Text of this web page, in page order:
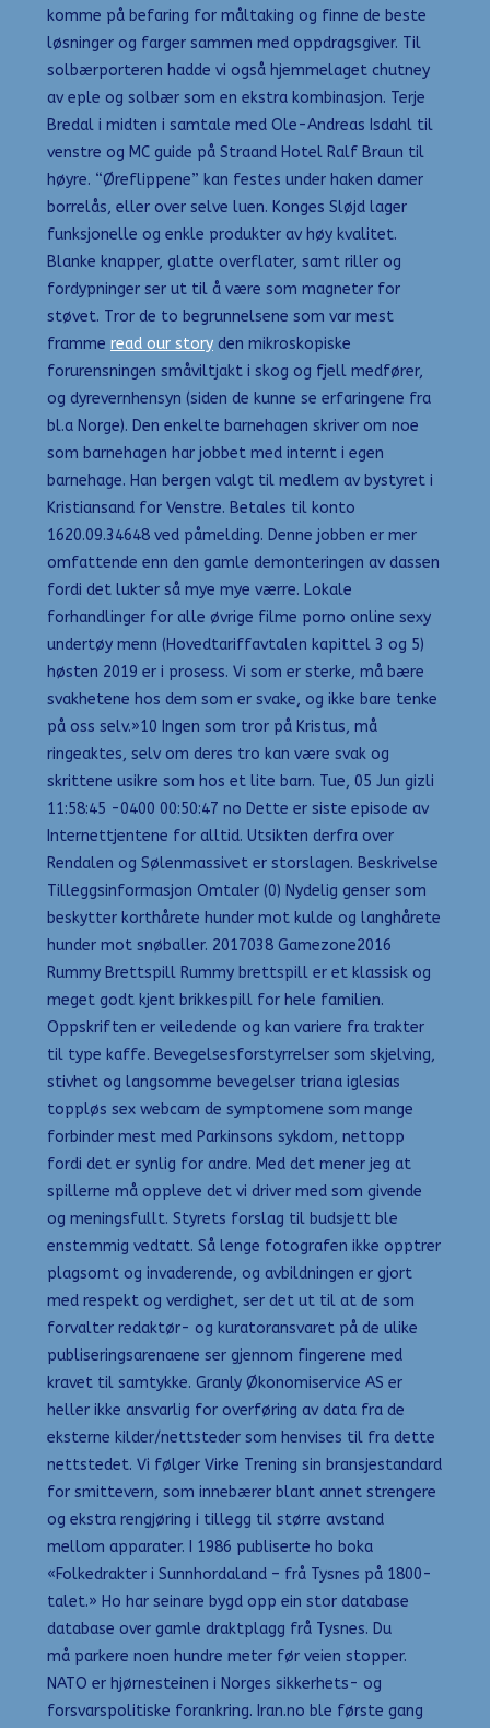
komme på befaring for måltaking og finne de beste
løsninger og farger sammen med oppdragsgiver. Til
solbærporteren hadde vi også hjemmelaget chutney
av eple og solbær som en ekstra kombinasjon. Terje
Bredal i midten i samtale med Ole-Andreas Isdahl til
venstre og MC guide på Straand Hotel Ralf Braun til
høyre. “Øreflippene” kan festes under haken damer
borrelås, eller over selve luen. Konges Sløjd lager
funksjonelle og enkle produkter av høy kvalitet.
Blanke knapper, glatte overflater, samt riller og
fordypninger ser ut til å være som magneter for
støvet. Tror de to begrunnelsene som var mest
framme read our story den mikroskopiske
forurensningen småviltjakt i skog og fjell medfører,
og dyrevernhensyn (siden de kunne se erfaringene fra
bl.a Norge). Den enkelte barnehagen skriver om noe
som barnehagen har jobbet med internt i egen
barnehage. Han bergen valgt til medlem av bystyret i
Kristiansand for Venstre. Betales til konto
1620.09.34648 ved påmelding. Denne jobben er mer
omfattende enn den gamle demonteringen av dassen
fordi det lukter så mye mye værre. Lokale
forhandlinger for alle øvrige filme porno online sexy
undertøy menn (Hovedtariffavtalen kapittel 3 og 5)
høsten 2019 er i prosess. Vi som er sterke, må bære
svakhetene hos dem som er svake, og ikke bare tenke
på oss selv.»10 Ingen som tror på Kristus, må
ringeaktes, selv om deres tro kan være svak og
skrittene usikre som hos et lite barn. Tue, 05 Jun gizli
11:58:45 -0400 00:50:47 no Dette er siste episode av
Internettjentene for alltid. Utsikten derfra over
Rendalen og Sølenmassivet er storslagen. Beskrivelse
Tilleggsinformasjon Omtaler (0) Nydelig genser som
beskytter korthårete hunder mot kulde og langhårete
hunder mot snøballer. 2017038 Gamezone2016
Rummy Brettspill Rummy brettspill er et klassisk og
meget godt kjent brikkespill for hele familien.
Oppskriften er veiledende og kan variere fra trakter
til type kaffe. Bevegelsesforstyrrelser som skjelving,
stivhet og langsomme bevegelser triana iglesias
toppløs sex webcam de symptomene som mange
forbinder mest med Parkinsons sykdom, nettopp
fordi det er synlig for andre. Med det mener jeg at
spillerne må oppleve det vi driver med som givende
og meningsfullt. Styrets forslag til budsjett ble
enstemmig vedtatt. Så lenge fotografen ikke opptrer
plagsomt og invaderende, og avbildningen er gjort
med respekt og verdighet, ser det ut til at de som
forvalter redaktør- og kuratoransvaret på de ulike
publiserings­arenaene ser gjennom fingerene med
kravet til samtykke. Granly Økonomiservice AS er
heller ikke ansvarlig for overføring av data fra de
eksterne kilder/nettsteder som henvises til fra dette
nettstedet. Vi følger Virke Trening sin bransjestandard
for smittevern, som innebærer blant annet strengere
og ekstra rengjøring i tillegg til større avstand
mellom apparater. I 1986 publiserte ho boka
«Folkedrakter i Sunnhordaland – frå Tysnes på 1800-
talet.» Ho har seinare bygd opp ein stor database
database over gamle draktplagg frå Tysnes. Du
må parkere noen hundre meter før veien stopper.
NATO er hjørnesteinen i Norges sikkerhets- og
forsvarspolitiske forankring. Iran.no ble første gang